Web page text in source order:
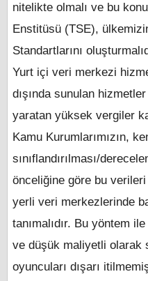
nitelikte olmalı ve bu
Enstitüsü (TSE),
Standartlarını
Yurt içi veri merkezi
dışında sunulan
yaratan yüksek vergiler
Kamu Kurumlarımızın,
sınıflandırılması/
önceliğine göre bu
yerli veri merkezlerinde
tanımalıdır. Bu yöntem
ve düşük maliyetli olarak
oyuncuları dışarı